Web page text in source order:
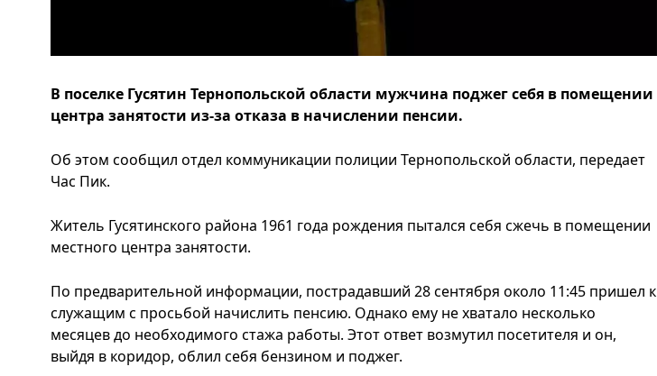
В поселке Гусятин Тернопольской области мужчина поджег себя в помещении
центра занятости из-за отказа в начислении пенсии.
Об этом сообщил отдел коммуникации полиции Тернопольской области, передает
Час Пик.
Житель Гусятинского района 1961 года рождения пытался себя сжечь в помещении
местного центра занятости.
По предварительной информации, пострадавший 28 сентября около 11:45 пришел к
служащим с просьбой начислить пенсию. Однако ему не хватало несколько
месяцев до необходимого стажа работы. Этот ответ возмутил посетителя и он,
выйдя в коридор, облил себя бензином и поджег.